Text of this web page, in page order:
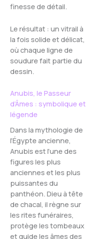
finesse de détail.
Le résultat : un vitrail à
la fois solide et délicat,
où chaque ligne de
soudure fait partie du
dessin.
Anubis, le Passeur
d’Âmes : symbolique et
légende
Dans la mythologie de
l’Égypte ancienne,
Anubis est l’une des
figures les plus
anciennes et les plus
puissantes du
panthéon. Dieu à tête
de chacal, il règne sur
les rites funéraires,
protège les tombeaux
et guide les âmes des